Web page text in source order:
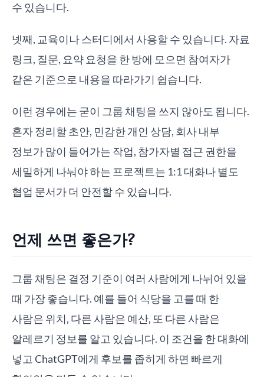
수 있습니다.
넷째, 교육이나 스터디에서 사용할 수 있습니다. 자료
링크, 질문, 요약 요청을 한 방에 모으면 참여자가
같은 기준으로 내용을 따라가기 쉽습니다.
이런 경우에는 굳이 그룹 채팅을 쓰지 않아도 됩니다.
혼자 정리할 초안, 민감한 개인 상담, 회사 내부
정보가 많이 들어가는 작업, 참가자별 접근 권한을
세밀하게 나눠야 하는 프로젝트는 1:1 대화나 별도
협업 문서가 더 안전할 수 있습니다.
언제 쓰면 좋은가?
그룹 채팅은 결정 기준이 여러 사람에게 나뉘어 있을
때 가장 좋습니다. 예를 들어 식당을 고를 때 한
사람은 위치, 다른 사람은 예산, 또 다른 사람은
알레르기 정보를 알고 있습니다. 이 조건을 한 대화에
넣고 ChatGPT에게 후보를 좁히게 하면 빠르게